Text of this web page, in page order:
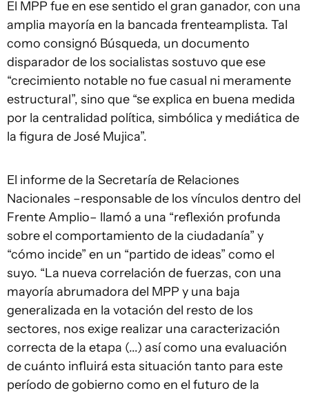
El MPP fue en ese sentido el gran ganador, con una
amplia mayoría en la bancada frenteamplista. Tal
como consignó Búsqueda, un documento
disparador de los socialistas sostuvo que ese
“crecimiento notable no fue casual ni meramente
estructural”, sino que “se explica en buena medida
por la centralidad política, simbólica y mediática de
la figura de José Mujica”.
El informe de la Secretaría de Relaciones
Nacionales –responsable de los vínculos dentro del
Frente Amplio– llamó a una “reflexión profunda
sobre el comportamiento de la ciudadanía” y
“cómo incide” en un “partido de ideas” como el
suyo. “La nueva correlación de fuerzas, con una
mayoría abrumadora del MPP y una baja
generalizada en la votación del resto de los
sectores, nos exige realizar una caracterización
correcta de la etapa (...) así como una evaluación
de cuánto influirá esta situación tanto para este
período de gobierno como en el futuro de la